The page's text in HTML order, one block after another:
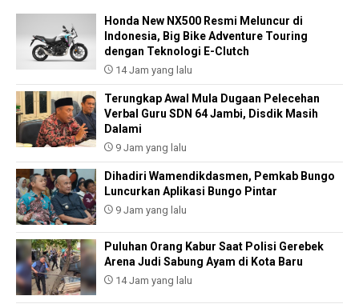
Honda New NX500 Resmi Meluncur di
Indonesia, Big Bike Adventure Touring
dengan Teknologi E-Clutch
14 Jam yang lalu
Terungkap Awal Mula Dugaan Pelecehan
Verbal Guru SDN 64 Jambi, Disdik Masih
Dalami
9 Jam yang lalu
Dihadiri Wamendikdasmen, Pemkab Bungo
Luncurkan Aplikasi Bungo Pintar
9 Jam yang lalu
Puluhan Orang Kabur Saat Polisi Gerebek
Arena Judi Sabung Ayam di Kota Baru
14 Jam yang lalu